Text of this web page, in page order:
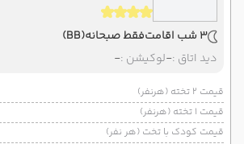
3 شب اقامت فقط صبحانه(BB)
دید اتاق :-لوکیشن :-
قیمت 2 تخته (هرنفر)
قیمت 1 تخته (هرنفر)
قیمت کودک با تخت (هر نفر)